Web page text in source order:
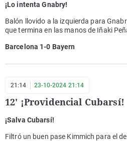
¡Lo intenta Gnabry!
Balón llovido a la izquierda para
que termina en las manos de Iñaki
Barcelona 1-0 Bayern
21:14 23-10-2024 21:14
12' ¡Providencial Cubarsí!
¡Salva Cubarsí!
Filtró un buen pase Kimmich para el